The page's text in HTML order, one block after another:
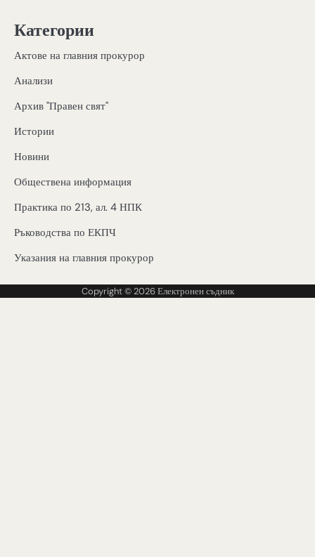
Категории
Актове на главния прокурор
Анализи
Архив "Правен свят"
Истории
Новини
Обществена информация
Практика по 213, ал. 4 НПК
Ръководства по ЕКПЧ
Указания на главния прокурор
Copyright © 2026Електронен съдник